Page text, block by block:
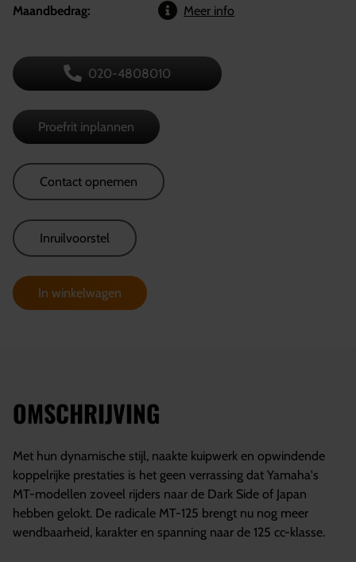
Maandbedrag: Meer info
020-4808010
Proefrit inplannen
Contact opnemen
Inruilvoorstel
In winkelwagen
OMSCHRIJVING
Met hun dynamische stijl, naakte kuipwerk en opwindende
koppelrijke prestaties is het geen verrassing dat Yamaha's
MT-modellen zoveel rijders naar de Dark Side of Japan
hebben gelokt. De radicale MT-125 brengt nu nog meer
wendbaarheid, karakter en spanning naar de 125 cc-klasse.